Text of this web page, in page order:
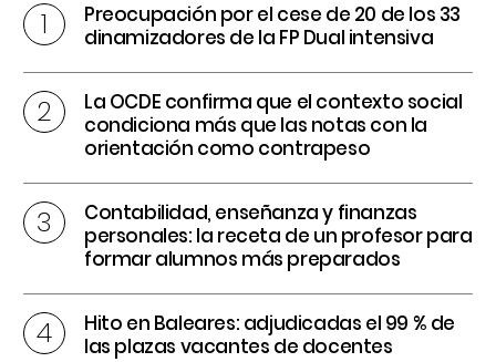
Preocupación por el cese de 20 de los 33
dinamizadores de la FP Dual intensiva
La OCDE confirma que el contexto social
condiciona más que las notas con la
orientación como contrapeso
Contabilidad, enseñanza y finanzas
personales: la receta de un profesor para
formar alumnos más preparados
Hito en Baleares: adjudicadas el 99 % de
las plazas vacantes de docentes